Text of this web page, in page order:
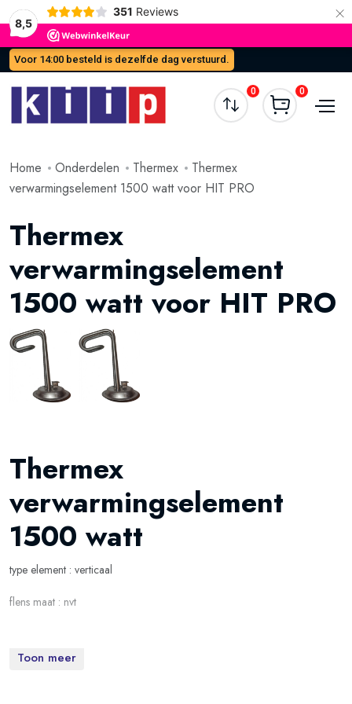
8,5
351 Reviews ×
Voor 14:00 besteld is dezelfde dag verstuurd.
0 0
Home Onderdelen Thermex
Thermex
verwarmingselement 1500 watt voor HIT PRO
Thermex
verwarmingselement
1500 watt voor HIT PRO
Thermex
verwarmingselement
1500 watt
type element : verticaal
flens maat : nvt
Beschikbaar voor de modellen:
Toon meer